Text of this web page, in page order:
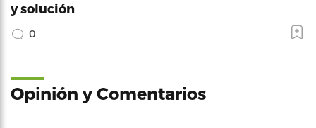
y solución
0
Opinión y Comentarios